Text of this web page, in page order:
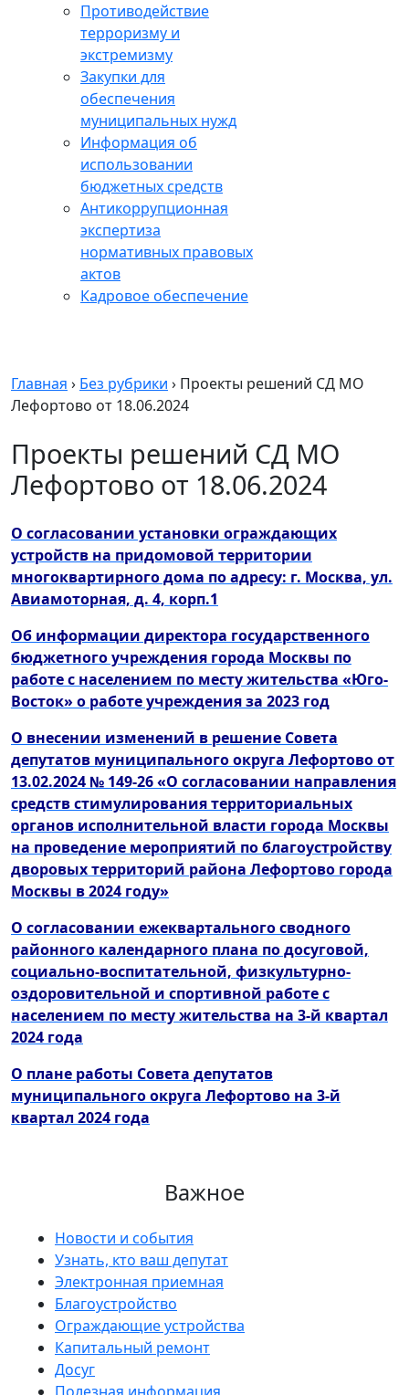
Противодействие
терроризму и
экстремизму
Закупки для
обеспечения
муниципальных нужд
Информация об
использовании
бюджетных средств
Антикоррупционная
экспертиза
нормативных правовых
актов
Кадровое обеспечение
Главная › Без рубрики › Проекты решений СД МО
Лефортово от 18.06.2024
Проекты решений СД МО
Лефортово от 18.06.2024
О согласовании установки ограждающих
устройств на придомовой территории
многоквартирного дома по адресу: г. Москва, ул.
Авиамоторная, д. 4, корп.1
Об информации директора государственного
бюджетного учреждения города Москвы по
работе с населением по месту жительства «Юго-
Восток» о работе учреждения за 2023 год
О внесении изменений в решение Совета
депутатов муниципального округа Лефортово от
13.02.2024 № 149-26 «О согласовании направления
средств стимулирования территориальных
органов исполнительной власти города Москвы
на проведение мероприятий по благоустройству
дворовых территорий района Лефортово города
Москвы в 2024 году»
О согласовании ежеквартального сводного
районного календарного плана по досуговой,
социально-воспитательной, физкультурно-
оздоровительной и спортивной работе с
населением по месту жительства на 3-й квартал
2024 года
О плане работы Совета депутатов
муниципального округа Лефортово на 3-й
квартал 2024 года
Важное
Новости и события
Узнать, кто ваш депутат
Электронная приемная
Благоустройство
Ограждающие устройства
Капитальный ремонт
Досуг